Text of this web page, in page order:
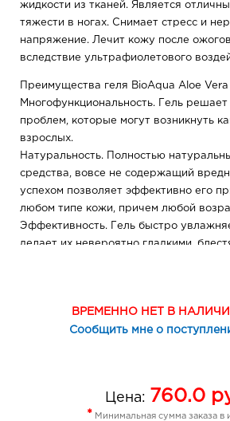
жидкости из тканей. Является
тяжести в ногах. Снимает стресс и
напряжение. Лечит кожу после
вследствие ультрафиолетового
Преимущества геля BioAqua Aloe Vera
Многофункциональность. Гель
проблем, которые могут возникнуть
взрослых.
Натуральность. Полностью
средства, вовсе не содержащий
успехом позволяет эффективно его
любом типе кожи, причем любой
Эффективность. Гель быстро
делает их невероятно гладкими,
бархатной и очень мягкой.
Способ применения
движениями до полного впитывания.
ВРЕМЕННО НЕТ В
Сообщить мне о
Цена: 760.0
* Минимальная сумма заказа в